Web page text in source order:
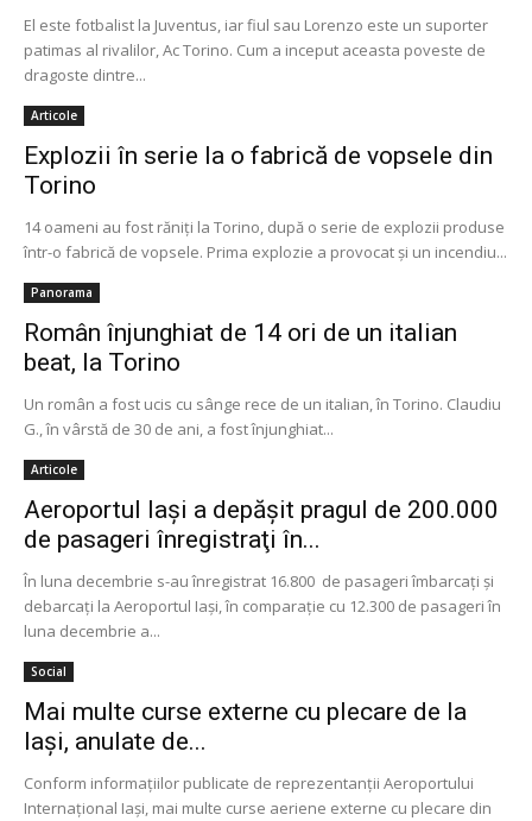
El este fotbalist la Juventus, iar fiul sau Lorenzo este un suporter
patimas al rivalilor, Ac Torino. Cum a inceput aceasta poveste de
dragoste dintre...
Articole
Explozii în serie la o fabrică de vopsele din
Torino
14 oameni au fost răniţi la Torino, după o serie de explozii produse
într-o fabrică de vopsele. Prima explozie a provocat şi un incendiu...
Panorama
Român înjunghiat de 14 ori de un italian
beat, la Torino
Un român a fost ucis cu sânge rece de un italian, în Torino. Claudiu
G., în vârstă de 30 de ani, a fost înjunghiat...
Articole
Aeroportul Iaşi a depăşit pragul de 200.000
de pasageri înregistraţi în...
În luna decembrie s-au înregistrat 16.800 de pasageri îmbarcaţi şi
debarcaţi la Aeroportul Iaşi, în comparaţie cu 12.300 de pasageri în
luna decembrie a...
Social
Mai multe curse externe cu plecare de la
Iași, anulate de...
Conform informaţiilor publicate de reprezentanţii Aeroportului
Internaţional Iaşi, mai multe curse aeriene externe cu plecare din